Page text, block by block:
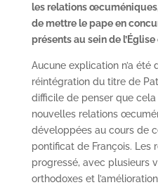
les relations
de mettre le pape en
présents au sein de
Aucune explication n’a été
réintégration du titre de
difficile de penser que
nouvelles relations
développées au cours de
pontificat de François. Les
progressé, avec plusieurs
orthodoxes et